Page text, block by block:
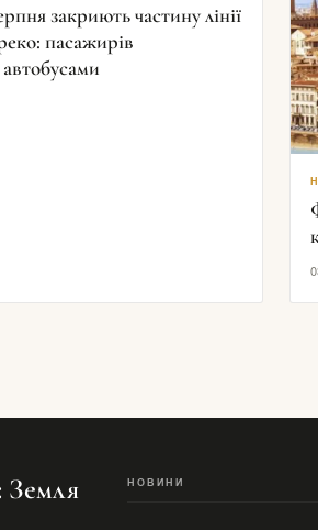
закриють частину лінії
пасажирів
Земля НОВИНИ